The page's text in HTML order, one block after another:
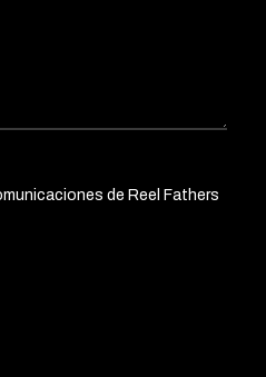
de Reel Fathers